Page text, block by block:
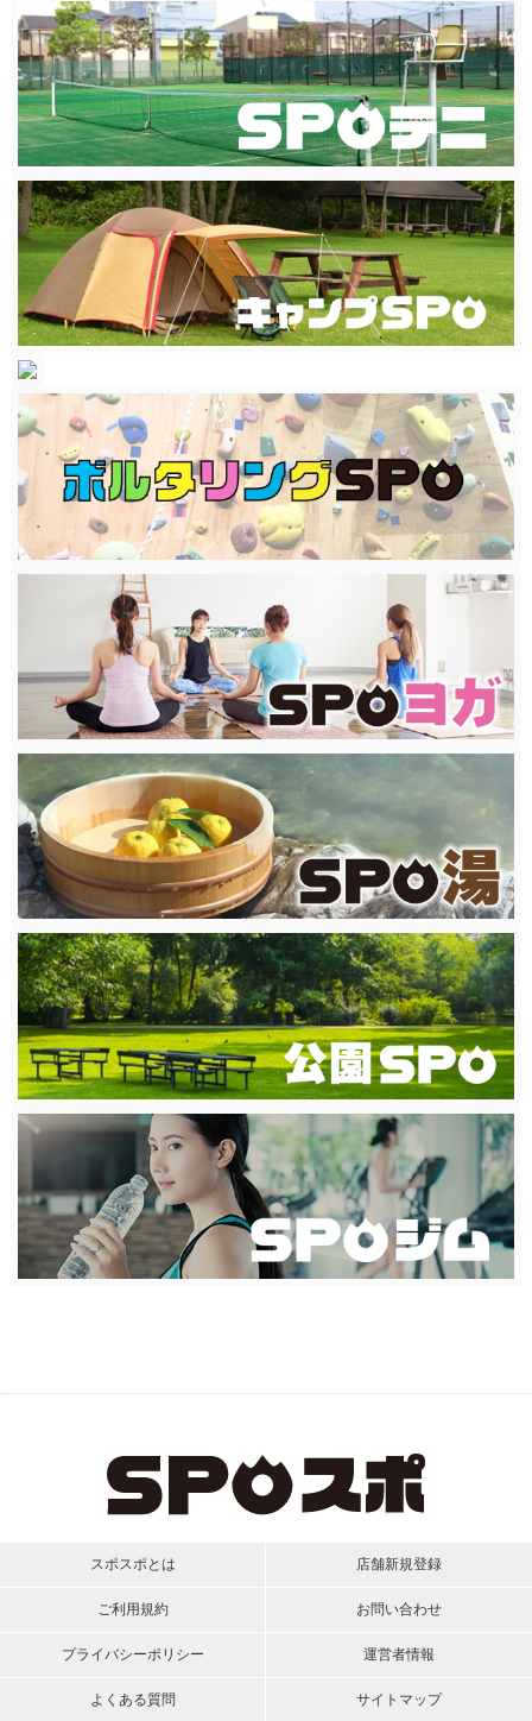
スポスポとは
ご利用規約
プライバシーポリシー
よくある質問
店舗新規登録
お問い合わせ
運営者情報
サイトマップ